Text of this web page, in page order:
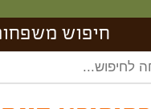
חיפוש